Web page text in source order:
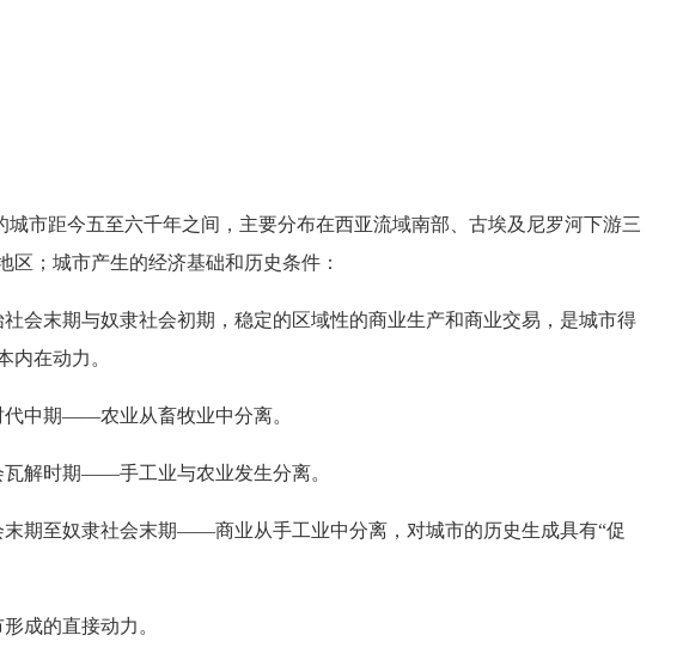
距今五至六千年之间，主要分布在西亚流域南部、古埃及尼罗河下游三
；城市产生的经济基础和历史条件：
末期与奴隶社会初期，稳定的区域性的商业生产和商业交易，是城市得
内在动力。
中期——农业从畜牧业中分离。
解时期——手工业与农业发生分离。
至奴隶社会末期——商业从手工业中分离，对城市的历史生成具有“促
成的直接动力。